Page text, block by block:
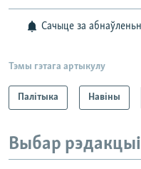
Сачыце за
Тэмы гэтага артыкулу
Палітыка Навіны
Выбар рэдакцыі